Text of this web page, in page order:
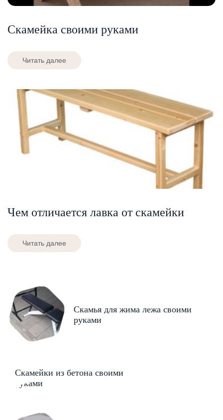
Скамейка своими руками
Читать далее
Чем отличается лавка от скамейки
Читать далее
Скамья для жима лежа своими
руками
Скамейки из бетона своими
руками